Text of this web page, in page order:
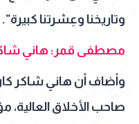
وتاريخنا وعِشرتنا كبيرة”.
مصطفى قمر: هاني شاكر
وأضاف أن هاني شاكر كان
صاحب الأخلاق العالية،